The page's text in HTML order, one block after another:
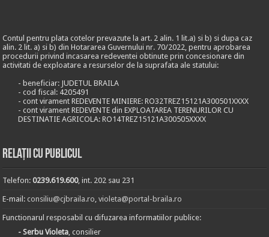
Contul pentru plata cotelor prevazute la art. 2 alin. 1 lit.a) si b) si dupa caz
alin. 2 lit. a) si b) din Hotararea Guvernului nr. 70/2022, pentru aprobarea
procedurii privind incasarea redeventei obtinute prin concesionare din
activitati de exploatare a resurselor de la suprafata ale statului:
- beneficiar: JUDETUL BRAILA
- cod fiscal: 4205491
- cont virament REDEVENTE MINIERE: RO32TREZ15121A300501XXXX
- cont virament REDEVENTE din EXPLOATAREA TERENURILOR CU
DESTINATIE AGRICOLA: RO14TREZ15121A300505XXXX
Relații cu publicul
Telefon:0239.619.600, int. 202 sau 231
E-mail:consiliu@cjbraila.ro ,violeta@portal-braila.ro
Functionarul resposabil cu difuzarea informatiilor publice:
- Serbu Violeta , consilier